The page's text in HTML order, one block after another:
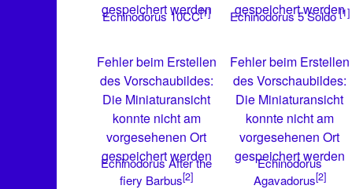
gespeichert werden
Echinodorus 10CC[1]
gespeichert werden
Echinodorus 5 Soldo [1]
Fehler beim Erstellen
des Vorschaubildes:
Die Miniaturansicht
konnte nicht am
vorgesehenen Ort
gespeichert werden
Echinodorus After the
fiery Barbus[2]
Fehler beim Erstellen
des Vorschaubildes:
Die Miniaturansicht
konnte nicht am
vorgesehenen Ort
gespeichert werden
Echinodorus
Agavadorus[2]